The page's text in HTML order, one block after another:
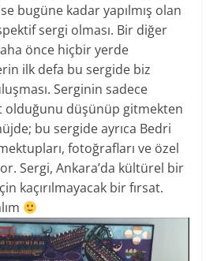
bugüne kadar yapılmış olan
sergi olması. Bir diğer
önce hiçbir yerde
ilk defa bu sergide biz
Serginin sadece
olduğunu düşünüp gitmekten
bu sergide ayrıca Bedri
fotoğrafları ve özel
Sergi, Ankara’da kültürel bir
kaçırılmayacak bir fırsat.